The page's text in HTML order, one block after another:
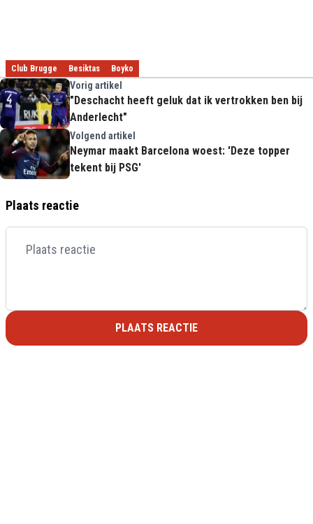
Club Brugge Besiktas Boyko
Vorig artikel
"Deschacht heeft geluk dat ik vertrokken ben bij
Anderlecht"
Volgend artikel
Neymar maakt Barcelona woest: 'Deze topper
tekent bij PSG'
Plaats reactie
PLAATS REACTIE